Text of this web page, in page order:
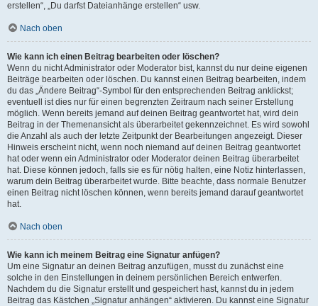
erstellen“, „Du darfst Dateianhänge erstellen“ usw.
Nach oben
Wie kann ich einen Beitrag bearbeiten oder löschen?
Wenn du nicht Administrator oder Moderator bist, kannst du nur deine eigenen
Beiträge bearbeiten oder löschen. Du kannst einen Beitrag bearbeiten, indem
du das „Ändere Beitrag“-Symbol für den entsprechenden Beitrag anklickst;
eventuell ist dies nur für einen begrenzten Zeitraum nach seiner Erstellung
möglich. Wenn bereits jemand auf deinen Beitrag geantwortet hat, wird dein
Beitrag in der Themenansicht als überarbeitet gekennzeichnet. Es wird sowohl
die Anzahl als auch der letzte Zeitpunkt der Bearbeitungen angezeigt. Dieser
Hinweis erscheint nicht, wenn noch niemand auf deinen Beitrag geantwortet
hat oder wenn ein Administrator oder Moderator deinen Beitrag überarbeitet
hat. Diese können jedoch, falls sie es für nötig halten, eine Notiz hinterlassen,
warum dein Beitrag überarbeitet wurde. Bitte beachte, dass normale Benutzer
einen Beitrag nicht löschen können, wenn bereits jemand darauf geantwortet
hat.
Nach oben
Wie kann ich meinem Beitrag eine Signatur anfügen?
Um eine Signatur an deinen Beitrag anzufügen, musst du zunächst eine
solche in den Einstellungen in deinem persönlichen Bereich entwerfen.
Nachdem du die Signatur erstellt und gespeichert hast, kannst du in jedem
Beitrag das Kästchen „Signatur anhängen“ aktivieren. Du kannst eine Signatur